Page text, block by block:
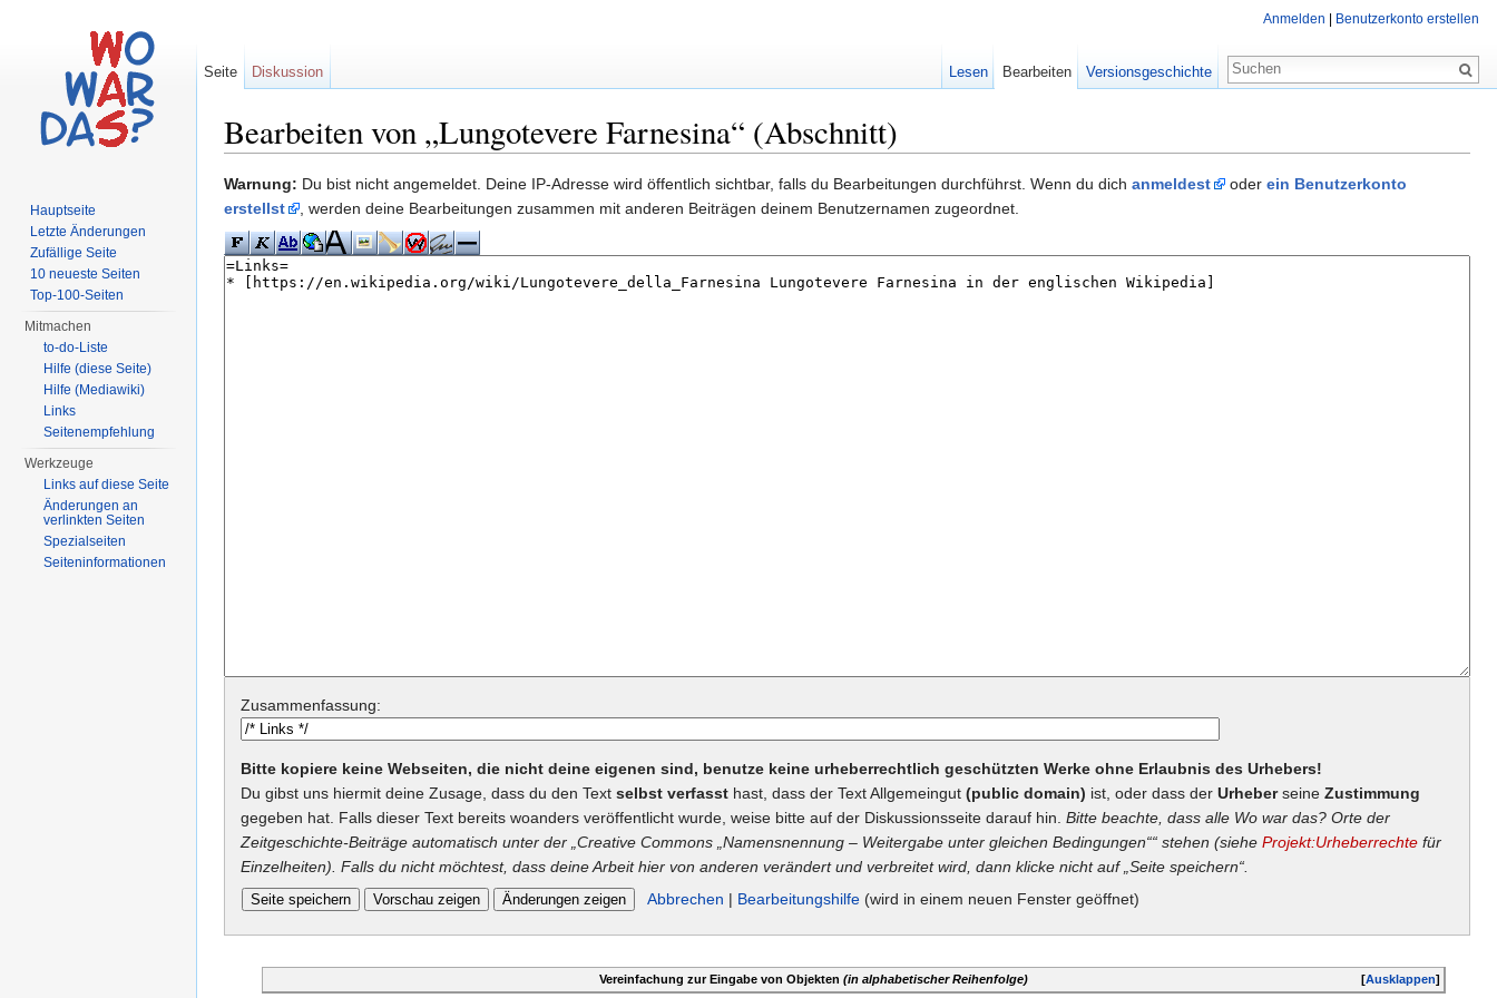
Bearbeiten von „Lungotevere Farnesina“ (Abschnitt)
Warnung: Du bist nicht angemeldet. Deine IP-Adresse wird öffentlich sichtbar, falls du Bearbeitungen durchführst. Wenn du dich anmeldest oder ein Benutzerkonto
erstellst
, werden deine Bearbeitungen zusammen mit anderen Beiträgen deinem Benutzernamen zugeordnet.
Zusammenfassung:
Bitte kopiere keine Webseiten, die nicht deine eigenen sind, benutze keine urheberrechtlich geschützten Werke ohne Erlaubnis des Urhebers!
Du gibst uns hiermit deine Zusage, dass du den Text selbst verfasst hast, dass der Text Allgemeingut (public domain) ist, oder dass der Urheberseine Zustimmung
gegeben hat. Falls dieser Text bereits woanders veröffentlicht wurde, weise bitte auf der Diskussionsseite darauf hin. Bitte beachte, dass alle Wo war das? Orte der
Zeitgeschichte-Beiträge automatisch unter der „Creative Commons „Namensnennung – Weitergabe unter gleichen Bedingungen““ stehen (siehe Projekt:Urheberrechte für
Einzelheiten). Falls du nicht möchtest, dass deine Arbeit hier von anderen verändert und verbreitet wird, dann klicke nicht auf „Seite speichern“.
Abbrechen | Bearbeitungshilfe (wird in einem neuen Fenster geöffnet)
[Ausklappen]
Vereinfachung zur Eingabe von Objekten (in alphabetischer Reihenfolge)
Anmelden Benutzerkonto erstellen
Seite Diskussion Lesen Bearbeiten Versionsgeschichte
Hauptseite
Letzte Änderungen
Zufällige Seite
10 neueste Seiten
Top-100-Seiten
Mitmachen
to-do-Liste
Hilfe (diese Seite)
Hilfe (Mediawiki)
Links
Seitenempfehlung
Werkzeuge
Links auf diese Seite
Änderungen an
verlinkten Seiten
Spezialseiten
Seiteninformationen